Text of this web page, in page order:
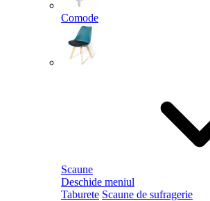
Comode
Scaune
Deschide meniul
Taburete Scaune de sufragerie